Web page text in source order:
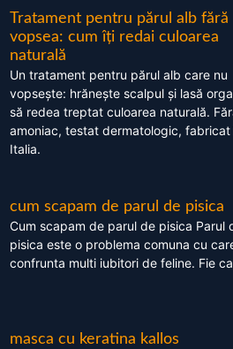
Tratament pentru părul alb fără
vopsea: cum îți redai culoarea
naturală
Un tratament pentru părul alb care nu
vopsește: hrănește scalpul și lasă
să redea treptat culoarea naturală.
amoniac, testat dermatologic, fabricat
Italia.
cum scapam de parul de pisica
Cum scapam de parul de pisica Parul
pisica este o problema comuna cu
confrunta multi iubitori de feline. Fie
masca cu keratina kallos